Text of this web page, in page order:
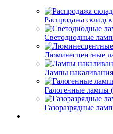
Распродажа
Светодиодные
Люминесцентные
Лампы накаливания
Галогенные
Газоразрядные